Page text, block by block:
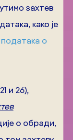
захтев
како је
о
и 26),
о обради,